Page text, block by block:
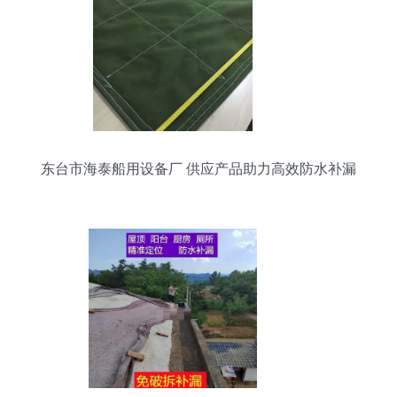
东台市海泰船用设备厂 供应产品助力高效防水补漏